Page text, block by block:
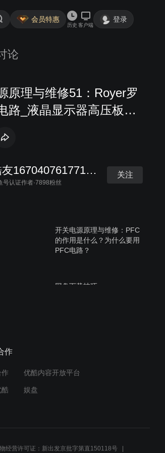
会员特惠
历史 客户端
登录
论
原理与维修51：Royer罗
路_液晶显示器高压板电
酷友167040761771306
号认证作者·7898粉丝
关注
开关电源原理与维修：PFC
的作用是什么？为什么要用
PFC电路？
网盘下载技巧
作
作 优酷内容开放平台
酷 娱盘
经营许可证：新出发京批字第直150118号